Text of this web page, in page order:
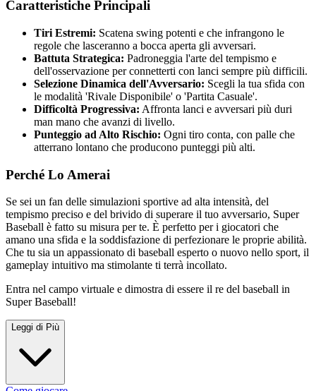
Caratteristiche Principali
Tiri Estremi: Scatena swing potenti e che infrangono le
regole che lasceranno a bocca aperta gli avversari.
Battuta Strategica: Padroneggia l'arte del tempismo e
dell'osservazione per connetterti con lanci sempre più difficili.
Selezione Dinamica dell'Avversario: Scegli la tua sfida con
le modalità 'Rivale Disponibile' o 'Partita Casuale'.
Difficoltà Progressiva: Affronta lanci e avversari più duri
man mano che avanzi di livello.
Punteggio ad Alto Rischio: Ogni tiro conta, con palle che
atterrano lontano che producono punteggi più alti.
Perché Lo Amerai
Se sei un fan delle simulazioni sportive ad alta intensità, del
tempismo preciso e del brivido di superare il tuo avversario, Super
Baseball è fatto su misura per te. È perfetto per i giocatori che
amano una sfida e la soddisfazione di perfezionare le proprie abilità.
Che tu sia un appassionato di baseball esperto o nuovo nello sport, il
gameplay intuitivo ma stimolante ti terrà incollato.
Entra nel campo virtuale e dimostra di essere il re del baseball in
Super Baseball!
Leggi di Più